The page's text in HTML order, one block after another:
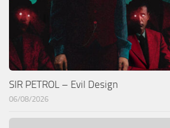
SIR PETROL – Evil Design
06/08/2026